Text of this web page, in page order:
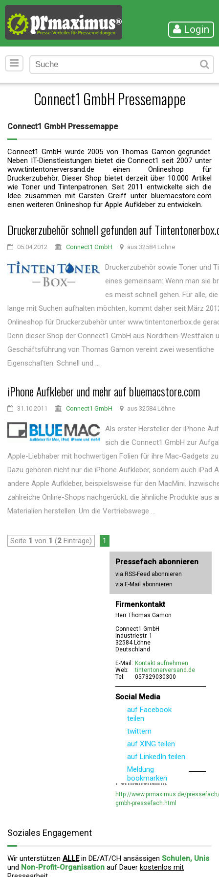
Login
Connect1 GmbH Pressemappe
Connect1 GmbH Pressemappe
Connect1 GmbH wurde 2005 von Thomas Gamon gegründet.
Neben IT-Dienstleistungen bietet die Connect1 seit 2007 unter
www.tintentonerversand.de einen Onlineshop für
Druckerzubehör. Dieser Shop bietet derzeit über 10.000 Artikel
wie Toner und Tintenpatronen. Seit 2011 entwickelte sich die
Idee zusammen mit Carsten Greiff unter bluemacstore.com
einen weiteren Onlineshop für Apple Aufkleber zu entwickeln.
Druckerzubehör schnell gefunden auf
05.04.2012 Connect1 GmbH aus 32584 Löhne
Druckerzubehör sowie Toner und
eines gemeinsam: Wenn man sie
es meist schnell gehen. Für alle,
lange mit Suchen aufhalten möchten, kommt daher seit März
Onlineshop für Druckerzubehör unter www.tintentonerbox.de
Denn dieser Shop der Connect1 GmbH aus Nordrhein-Westfalen
Geschäftsführung von Thomas Gamon vereint zwei wesentliche
Eigenschaften: Schnell und ...
iPhone Aufkleber und mehr auf bluemacstore.com
31.10.2011 Connect1 GmbH aus 32584 Löhne
Als erster Hersteller der iPhone
sich die Connect1 GmbH zur
Apple-Liebhaber mit hochwertigen Folien für ihre Mac-Gadgets
Dazu gehören nicht nur die iPhone Aufkleber, sondern auch iPad
andere Apple Aufkleber, beispielsweise für den MacMini.
zahlreiche Online-Shops nachgerückt, die ähnliche Produkte aus
Materialien herstellen. Um die Vertriebswege ...
Seite 1 von 1 (2 Einträge) 1
Pressefach abonnieren
via RSS-Feed abonnieren
via E-Mail abonnieren
Firmenkontakt
Herr Thomas Gamon
Connect1 GmbH
Industriestr. 1
32584 Löhne
Deutschland
E-Mail: Kontakt aufnehmen
Web:
tintentonerversand.de
Tel:
057329030300
Social Media
auf Facebook
teilen
twittern
auf XING teilen
auf LinkedIn teilen
Meldung
bookmarken
Permanentlink
http://www.prmaximus.de/
gmbh-pressefach.html
Soziales Engagement
Wir unterstützen ALLEin DE/AT/CH ansässigen Schulen, Unis
und Non-Profit-Organisation auf Dauer kostenlos mit